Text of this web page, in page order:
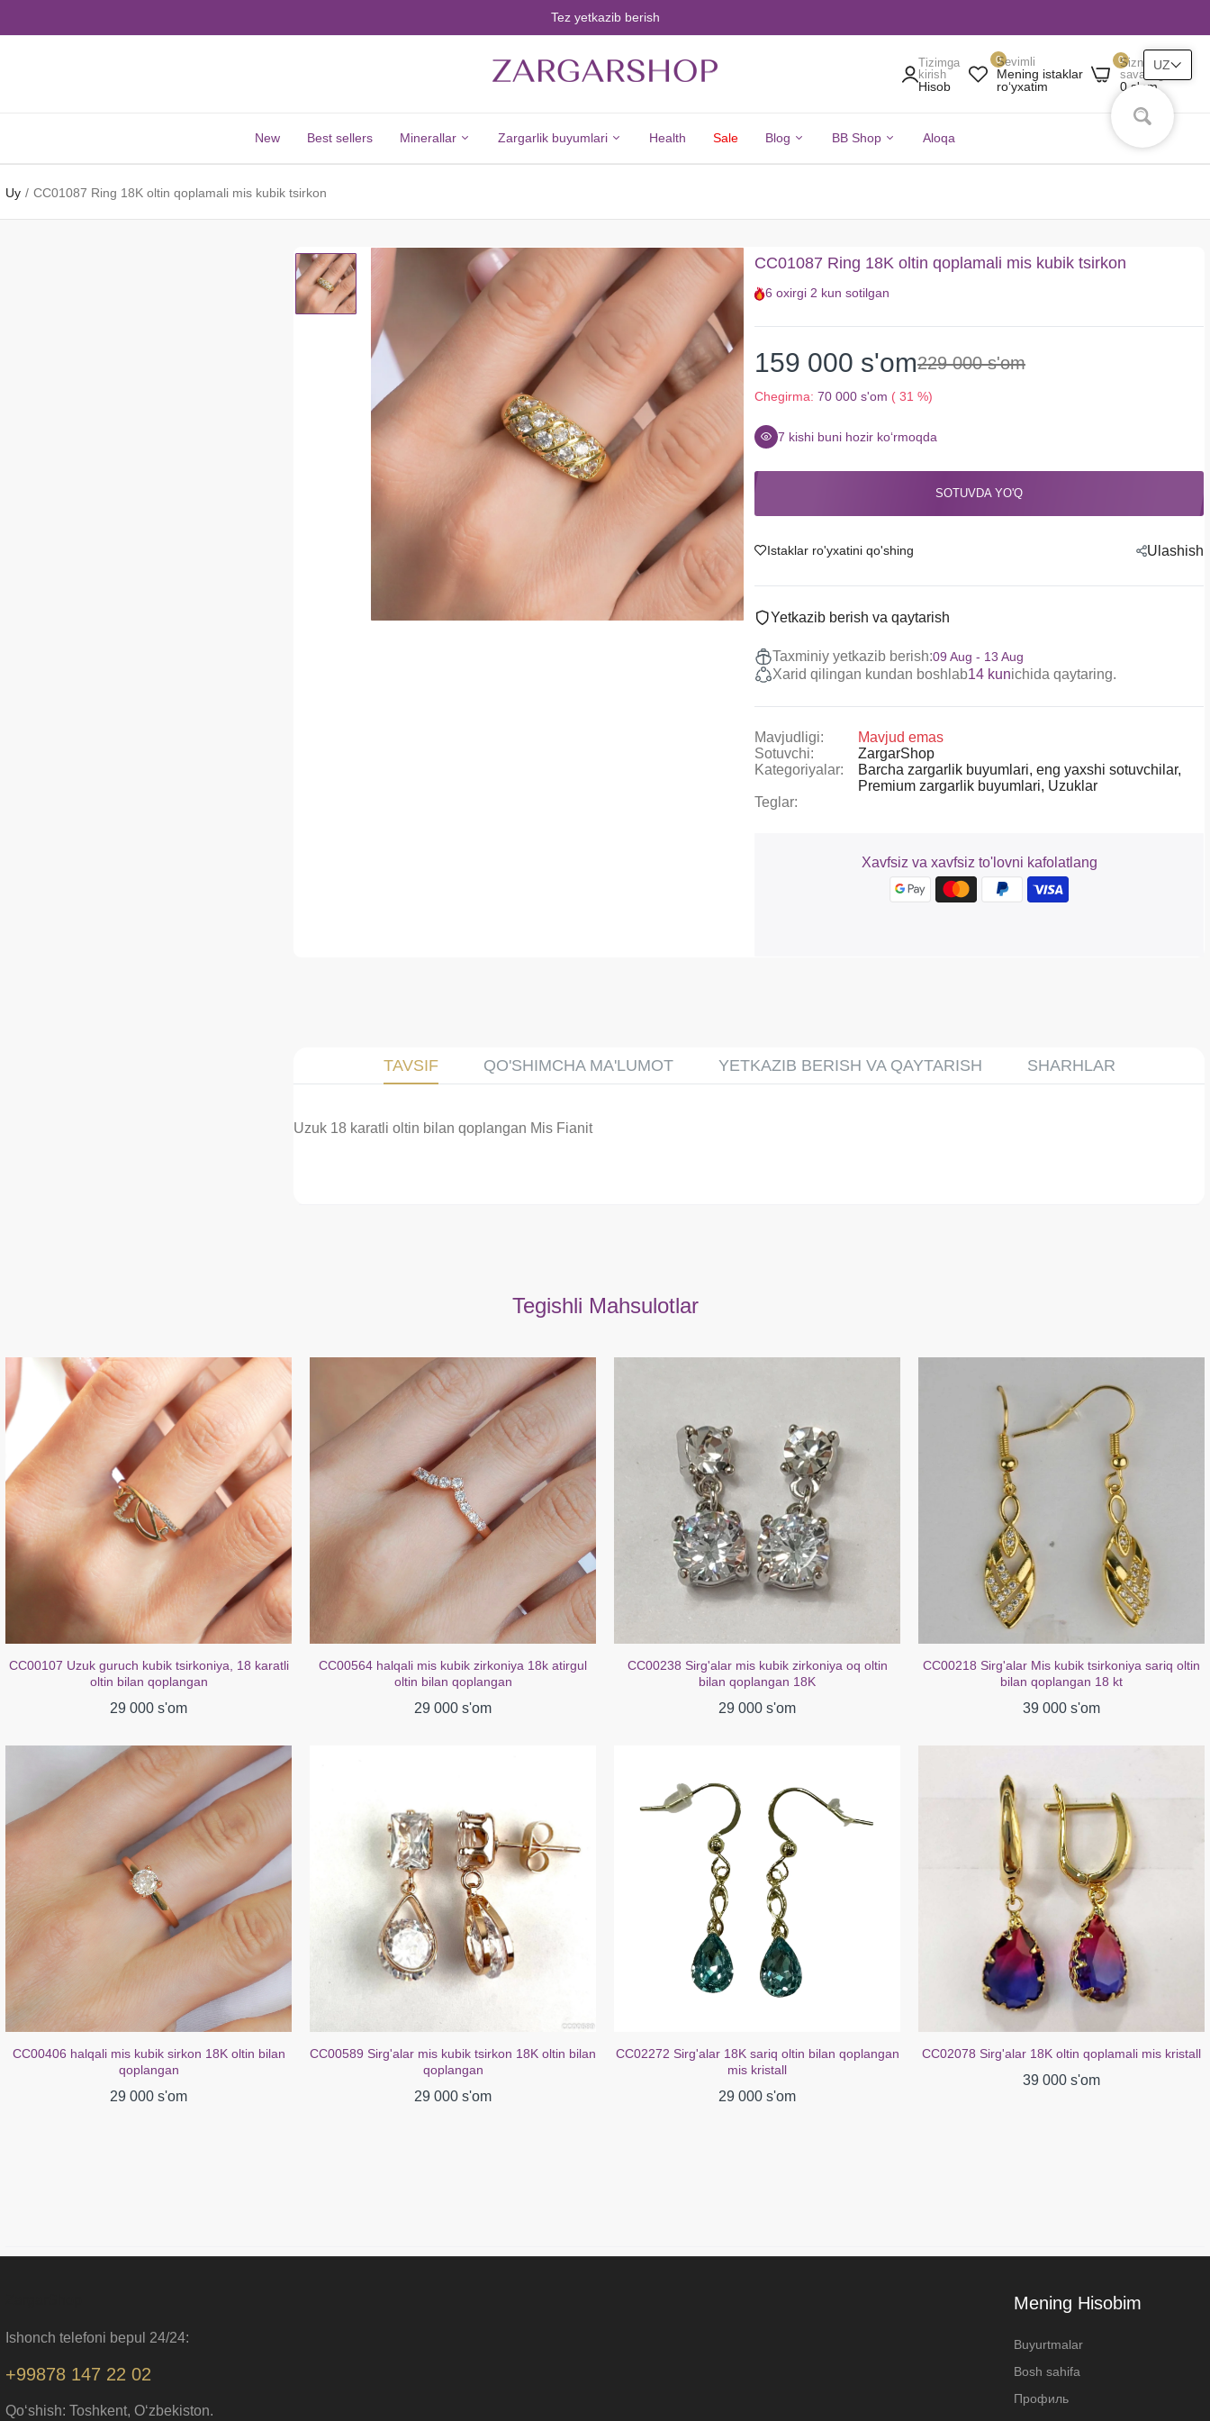
Tez yetkazib berish
Tizimga
kirish
Hisob
0Sevimli
Mening istaklar
roʻyxatim
0Sizning
savatingiz
0 s'om
New Best sellers Minerallar
Barcha
Minerallar
Yoqut
Boshqalar
Zargarlik buyumlari
Barcha
Zargarlik
Buyumlari
Kumush
Yangi
Tovarlar
Uzuklar
Ziraklar
Chanes
Marjonlarni
Health Sale Blog BB Shop Aloqa
Uy CC01087 Ring 18K oltin qoplamali mis kubik tsirkon
CC01087 Ring 18K oltin qoplamali mis kubik tsirkon
6 oxirgi 2 kun sotilgan
159 000 s'om229 000 s'om
Chegirma: 70 000 s'om ( 31 %)
7 kishi buni hozir koʻrmoqda
SOTUVDA YO'Q
Istaklar ro'yxatini qo'shing Ulashish
Yetkazib berish va qaytarish
Taxminiy yetkazib berish:09 Aug - 13 Aug
Xarid qilingan kundan boshlab14 kunichida qaytaring.
Mavjudligi:
Mavjud emas
Sotuvchi:
ZargarShop
Kategoriyalar:
Barcha zargarlik buyumlari, eng yaxshi sotuvchilar,
Premium zargarlik buyumlari, Uzuklar
Teglar:
Xavfsiz va xavfsiz to'lovni kafolatlang
TAVSIF QO'SHIMCHA MA'LUMOT YETKAZIB BERISH VA QAYTARISH SHARHLAR
Uzuk 18 karatli oltin bilan qoplangan Mis Fianit
Tegishli Mahsulotlar
CC00107 Uzuk guruch kubik tsirkoniya, 18 karatli
oltin bilan qoplangan
29 000 s'om
CC00406 halqali mis kubik sirkon 18K oltin bilan
qoplangan
29 000 s'om
CC00564 halqali mis kubik zirkoniya 18k atirgul
oltin bilan qoplangan
29 000 s'om
CC00589 Sirg'alar mis kubik tsirkon 18K oltin bilan
qoplangan
29 000 s'om
CC00238 Sirg'alar mis kubik zirkoniya oq oltin
bilan qoplangan 18K
29 000 s'om
CC02272 Sirg'alar 18K sariq oltin bilan qoplangan
mis kristall
29 000 s'om
CC00218 Sirg'alar Mis kubik tsirkoniya sariq oltin
bilan qoplangan 18 kt
39 000 s'om
CC02078 Sirg'alar 18K oltin qoplamali mis kristall
39 000 s'om
Ishonch telefoni bepul 24/24:
+99878 147 22 02
Qo‘shish: Toshkent, O‘zbekiston.
Mening Hisobim
Buyurtmalar
Bosh sahifa
Профиль
UZ